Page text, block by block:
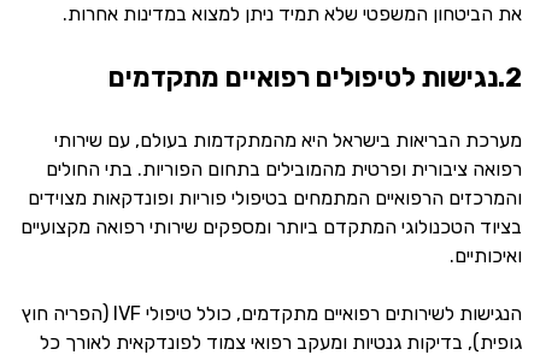
את הביטחון המשפטי שלא תמיד ניתן למצוא במדינות אחרות.
2.נגישות לטיפולים רפואיים מתקדמים
מערכת הבריאות בישראל היא מהמתקדמות בעולם, עם שירותי
רפואה ציבורית ופרטית מהמובילים בתחום הפוריות. בתי החולים
והמרכזים הרפואיים המתמחים בטיפולי פוריות ופונדקאות מצוידים
בציוד הטכנולוגי המתקדם ביותר ומספקים שירותי רפואה מקצועיים
ואיכותיים.
הנגישות לשירותים רפואיים מתקדמים, כולל טיפולי IVF (הפריה חוץ
גופית), בדיקות גנטיות ומעקב רפואי צמוד לפונדקאית לאורך כל